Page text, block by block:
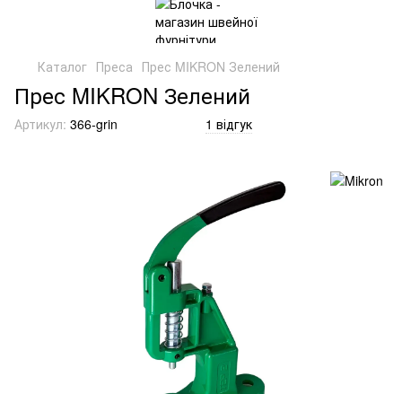
Каталог Преса Прес MIKRON Зелений
Прес MIKRON Зелений
Артикул: 366-grin 1 відгук